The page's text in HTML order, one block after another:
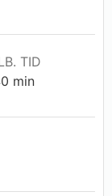
TID
min